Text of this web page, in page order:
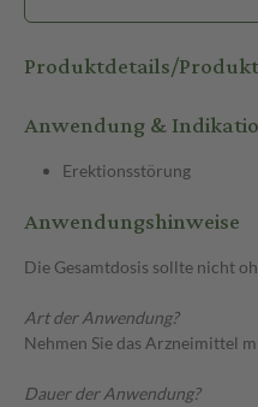
Produktdetails/
Anwendung &
Erektionsstörung
Anwendungshinweise
Die Gesamtdosis sollte nicht
Art der Anwendung?
Nehmen Sie das Arzneimittel
Dauer der Anwendung?